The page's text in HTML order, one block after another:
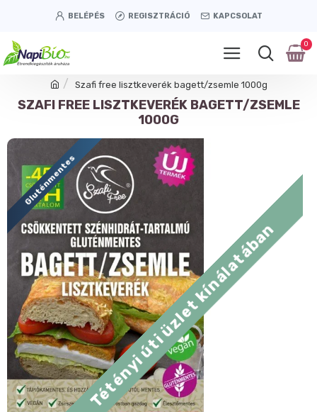
BELÉPÉS REGISZTRÁCIÓ KAPCSOLAT
0
Szafi free lisztkeverék bagett/zsemle 1000g
SZAFI FREE LISZTKEVERÉK BAGETT/ZSEMLE
1000G
Gluténmentes
Tétényi úti üzlet kínálatában